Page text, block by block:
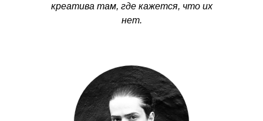
креатива там, где кажется, что их
нет.